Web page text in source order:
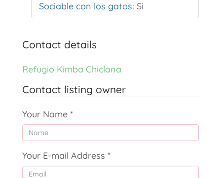
Sociable con los gatos: Si
Contact details
Refugio Kimba Chiclana
Contact listing owner
Your Name *
Your E-mail Address *